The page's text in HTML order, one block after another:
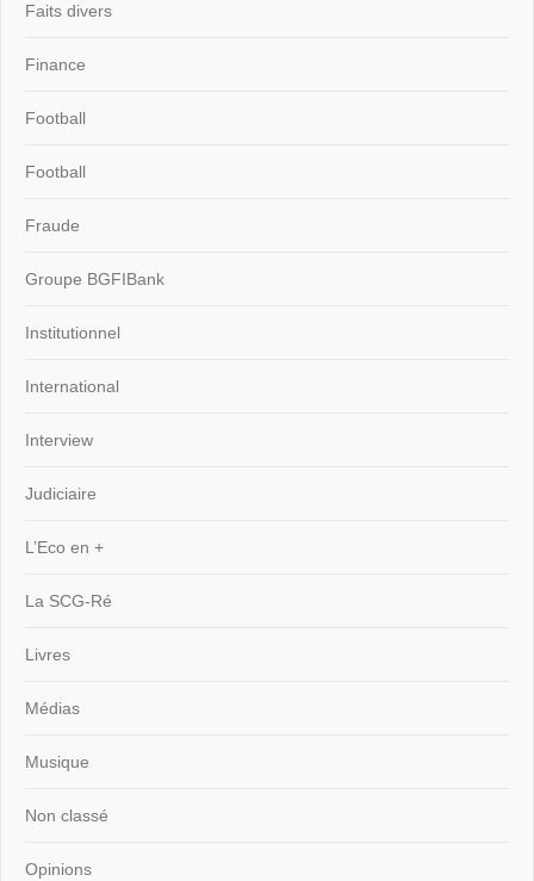
Faits divers
Finance
Football
Football
Fraude
Groupe BGFIBank
Institutionnel
International
Interview
Judiciaire
L’Eco en +
La SCG-Ré
Livres
Médias
Musique
Non classé
Opinions